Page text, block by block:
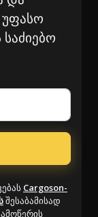
Cargoson-
შესაბამისად